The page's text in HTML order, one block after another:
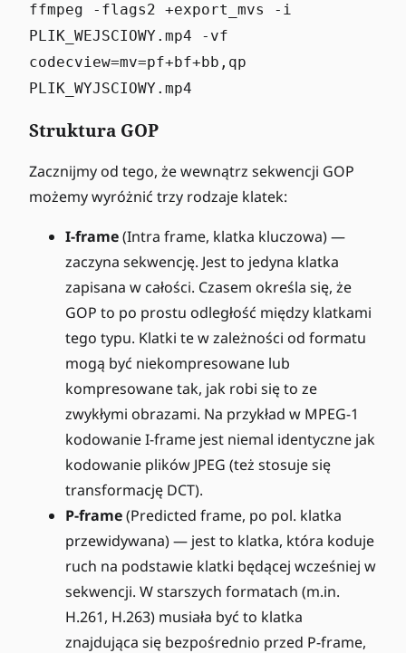
ffmpeg -flags2 +export_mvs -i
PLIK_WEJSCIOWY.mp4 -vf
codecview=mv=pf+bf+bb,qp
PLIK_WYJSCIOWY.mp4
Struktura GOP
Zacznijmy od tego, że wewnątrz sekwencji GOP
możemy wyróżnić trzy rodzaje klatek:
I-frame(Intra frame, klatka kluczowa) —
zaczyna sekwencję. Jest to jedyna klatka
zapisana w całości. Czasem określa się, że
GOP to po prostu odległość między klatkami
tego typu. Klatki te w zależności od formatu
mogą być niekompresowane lub
kompresowane tak, jak robi się to ze
zwykłymi obrazami. Na przykład w MPEG-1
kodowanie I-frame jest niemal identyczne jak
kodowanie plików JPEG (też stosuje się
transformację DCT).
P-frame(Predicted frame, po pol. klatka
przewidywana) — jest to klatka, która koduje
ruch na podstawie klatki będącej wcześniej w
sekwencji. W starszych formatach (m.in.
H.261, H.263) musiała być to klatka
znajdująca się bezpośrednio przed P-frame,